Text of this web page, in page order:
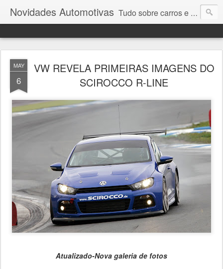
Novidades Automotivas Tudo sobre carros e motores
MAY
6
VW REVELA PRIMEIRAS IMAGENS DO
SCIROCCO R-LINE
Atualizado-Nova galeria de fotos